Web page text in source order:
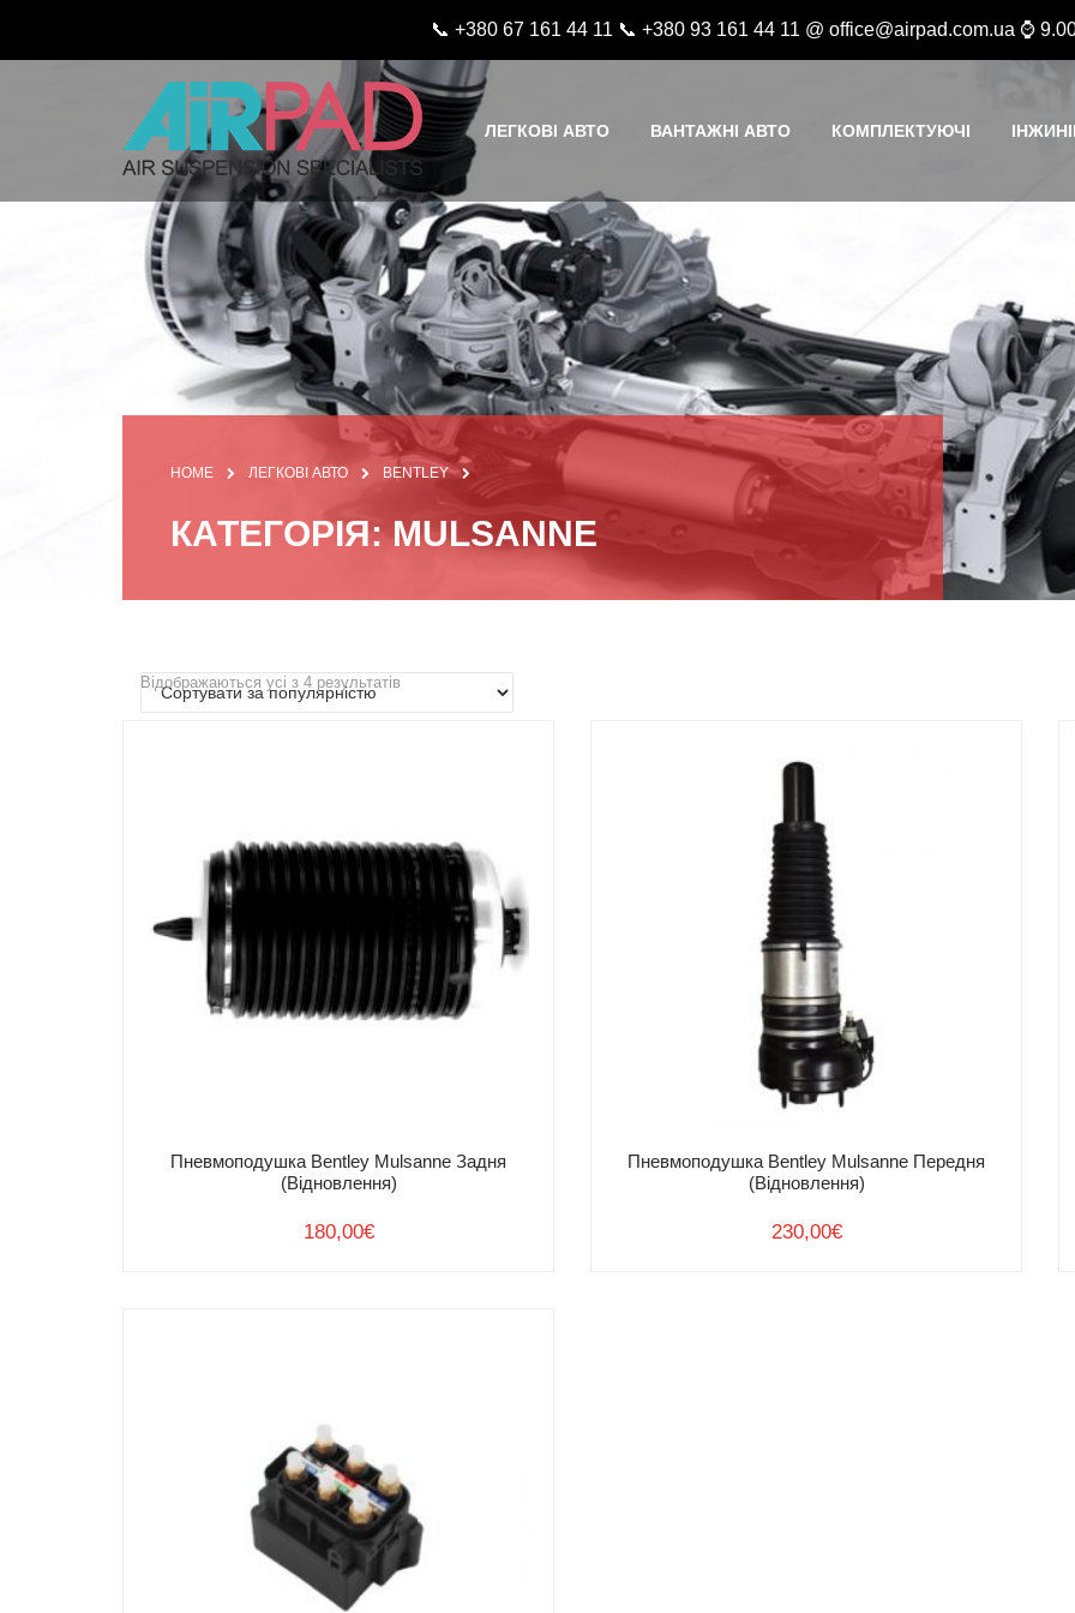
📞 +380 67 161 44 11 📞 +380 93 161 44 11 @ office@airpad.com.ua ⌚
ЛЕГКОВІ АВТО ВАНТАЖНІ АВТО КОМПЛЕКТУЮЧІ
HOME ЛЕГКОВІ АВТО BENTLEY
КАТЕГОРІЯ: MULSANNE
Відображаються усі з 4 результатів
Пневмоподушка Bentley Mulsanne Задня
(Відновлення)
180,00€
Пневмоподушка Bentley Mulsanne Передня
(Відновлення)
230,00€